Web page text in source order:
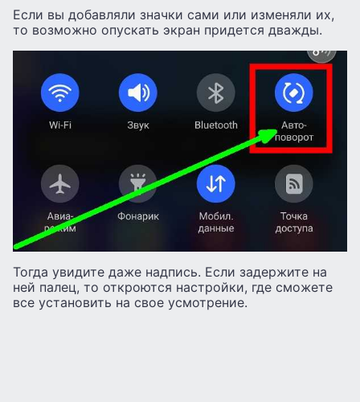
Если вы добавляли значки сами или изменяли их,
то возможно опускать экран придется дважды.
Тогда увидите даже надпись. Если задержите на
ней палец, то откроются настройки, где сможете
все установить на свое усмотрение.